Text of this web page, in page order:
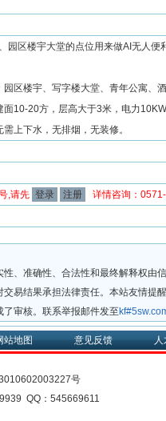
园区楼宇大堂的点位用来做AI无人便
园区楼宇、写字楼大堂、青年公寓、
10-20方，层高大于3米，电力10KW
上下水，无排烟，无装修。
,请先 登录 注册
详情咨询：
、准确性、合法性和最终解释权由信
易结果承担法律责任。本站友情提
审核。联系举报邮件发至
站地图 意见反馈 人
号
QQ：545669611